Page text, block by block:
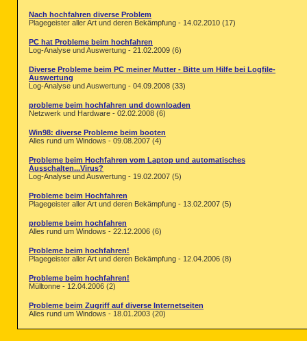
Nach hochfahren diverse Problem
Plagegeister aller Art und deren Bekämpfung - 14.02.2010 (17)
PC hat Probleme beim hochfahren
Log-Analyse und Auswertung - 21.02.2009 (6)
Diverse Probleme beim PC meiner Mutter - Bitte um Hilfe bei Logfile-
Auswertung
Log-Analyse und Auswertung - 04.09.2008 (33)
probleme beim hochfahren und downloaden
Netzwerk und Hardware - 02.02.2008 (6)
Win98: diverse Probleme beim booten
Alles rund um Windows - 09.08.2007 (4)
Probleme beim Hochfahren vom Laptop und automatisches
Ausschalten...Virus?
Log-Analyse und Auswertung - 19.02.2007 (5)
Probleme beim Hochfahren
Plagegeister aller Art und deren Bekämpfung - 13.02.2007 (5)
probleme beim hochfahren
Alles rund um Windows - 22.12.2006 (6)
Probleme beim hochfahren!
Plagegeister aller Art und deren Bekämpfung - 12.04.2006 (8)
Probleme beim hochfahren!
Mülltonne - 12.04.2006 (2)
Probleme beim Zugriff auf diverse Internetseiten
Alles rund um Windows - 18.01.2003 (20)